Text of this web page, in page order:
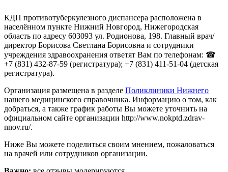
КДП противотуберкулезного диспансера расположена в
населённом пункте Нижний Новгород, Нижегородская
область по адресу 603093 ул. Родионова, 198. Главный врач/
директор Борисова Светлана Борисовна и сотрудники
учреждения здравоохранения ответят Вам по телефонам: ☎
+7 (831) 432-87-59 (регистратура); +7 (831) 411-51-04 (детская
регистратура).
Организация размещена в разделе Поликлиники Нижнего
нашего медицинского справочника. Информацию о том, как
добраться, а также график работы Вы можете уточнить на
официальном сайте организации http://www.nokptd.zdrav-
nnov.ru/.
Ниже Вы можете поделиться своим мнением, пожаловаться
на врачей или сотрудников организации.